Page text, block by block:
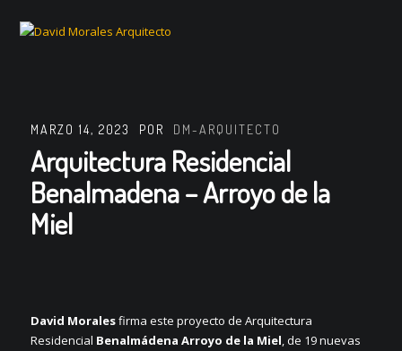
MARZO 14, 2023 POR DM-ARQUITECTO
Arquitectura Residencial
Benalmadena – Arroyo de la
Miel
David Moralesfirma este proyecto de Arquitectura
Residencial Benalmádena Arroyo de la Miel, de 19 nuevas